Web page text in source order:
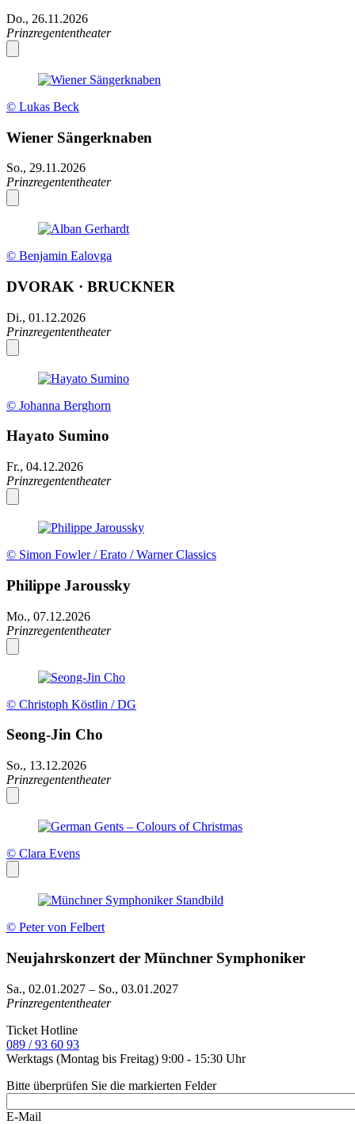
Do., 26.11.2026
Prinzregententheater
© Lukas Beck
Wiener Sängerknaben
So., 29.11.2026
Prinzregententheater
© Benjamin Ealovga
DVORAK · BRUCKNER
Di., 01.12.2026
Prinzregententheater
© Johanna Berghorn
Hayato Sumino
Fr., 04.12.2026
Prinzregententheater
© Simon Fowler / Erato / Warner Classics
Philippe Jaroussky
Mo., 07.12.2026
Prinzregententheater
© Christoph Köstlin / DG
Seong-Jin Cho
So., 13.12.2026
Prinzregententheater
© Clara Evens
© Peter von Felbert
Neujahrskonzert der Münchner Symphoniker
Sa., 02.01.2027 – So., 03.01.2027
Prinzregententheater
Ticket Hotline
089 / 93 60 93
Werktags (Montag bis Freitag) 9:00 - 15:30 Uhr
Bitte überprüfen Sie die markierten Felder
E-Mail